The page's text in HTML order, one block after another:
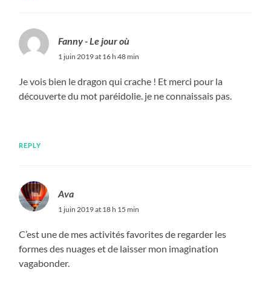
Fanny - Le jour où
1 juin 2019 at 16 h 48 min
Je vois bien le dragon qui crache ! Et merci pour la
découverte du mot paréidolie. je ne connaissais pas.
REPLY
Ava
1 juin 2019 at 18 h 15 min
C’est une de mes activités favorites de regarder les
formes des nuages et de laisser mon imagination
vagabonder.